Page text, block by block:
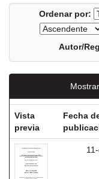
Ordenar por:
Autor/
Vista
previa
Fecha